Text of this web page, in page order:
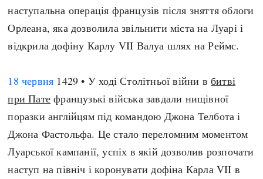
наступальна операція французів після зняття облоги
Орлеана, яка дозволила звільнити міста на Луарі і
відкрила дофіну Карлу VII Валуа шлях на Реймс.
18 червня 1429 • У ході Столітньої війни вбитві
при Пате французькі війська завдали нищівної
поразки англійцям під командою Джона Телбота і
Джона Фастольфа. Це стало переломним моментом
Луарської кампанії, успіх в якій дозволив розпочати
наступ на північ і коронувати дофіна Карла VII в